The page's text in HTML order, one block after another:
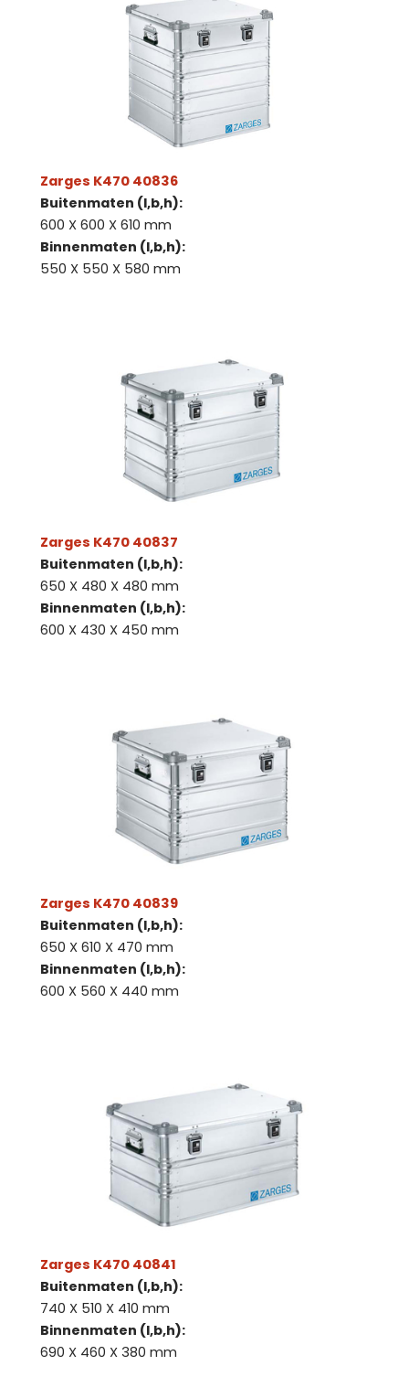
Zarges K470 40836
Buitenmaten (l,b,h):
600 X 600 X 610 mm
Binnenmaten (l,b,h):
550 X 550 X 580 mm
Zarges K470 40837
Buitenmaten (l,b,h):
650 X 480 X 480 mm
Binnenmaten (l,b,h):
600 X 430 X 450 mm
Zarges K470 40839
Buitenmaten (l,b,h):
650 X 610 X 470 mm
Binnenmaten (l,b,h):
600 X 560 X 440 mm
Zarges K470 40841
Buitenmaten (l,b,h):
740 X 510 X 410 mm
Binnenmaten (l,b,h):
690 X 460 X 380 mm